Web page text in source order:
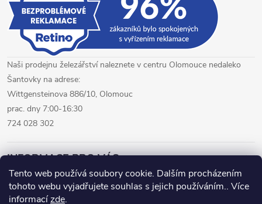
Tento web používá soubory cookie. Dalším procházením
tohoto webu vyjadřujete souhlas s jejich používáním.. Více
informacízde.
Naši prodejnu železářství naleznete v centru Olomouce nedaleko
Šantovky na adrese:
Wittgensteinova 886/10, Olomouc
prac. dny 7:00-16:30
724 028 302
INFORMACE PRO VÁS
železářství Olomouc
CNC pálení plechů Olomouc